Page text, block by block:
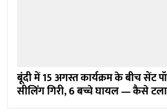
बूंदी में 15 अगस्त कार्यक्रम के बीच सेंट
सीलिंग गिरी, 6 बच्चे घायल — कैसे टला